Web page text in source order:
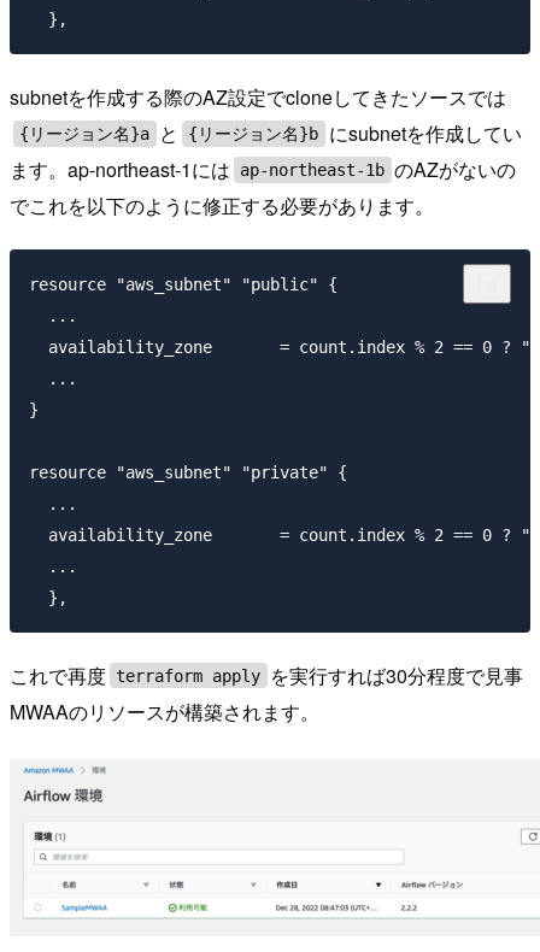
subnetを作成する際のAZ設定でcloneしてきたソースでは
{リージョン名}a と {リージョン名}b
にsubnetを作成してい
ます。ap-northeast-1には
ap-northeast-1b のAZがないの
でこれを以下のように修正する必要があります。
resource "aws_subnet" "public" {
  ...
availability_zone       = count.index % 2 == 0 ?
  ...
}
resource "aws_subnet" "private" {
  ...
availability_zone       = count.index % 2 == 0 ?
  ...
これで再度 terraform apply
を実行すれば30分程度で見事
MWAAのリソースが構築されます。